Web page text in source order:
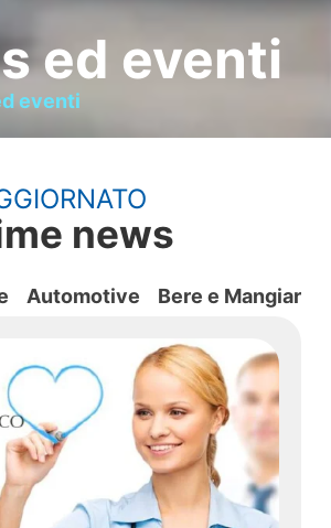
ed eventi
eventi
news
Automotive Bere e Mangiare